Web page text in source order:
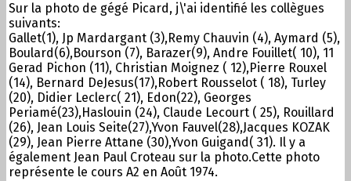
Sur la photo de gégé Picard, j\'ai identifié les collègues
suivants:
Gallet(1), Jp Mardargant (3),Remy Chauvin (4), Aymard (5),
Boulard(6),Bourson (7), Barazer(9), Andre Fouillet( 10), 11
Gerad Pichon (11), Christian Moignez ( 12),Pierre Rouxel
(14), Bernard DeJesus(17),Robert Rousselot ( 18), Turley
(20), Didier Leclerc( 21), Edon(22), Georges
Periamé(23),Haslouin (24), Claude Lecourt ( 25), Rouillard
(26), Jean Louis Seite(27),Yvon Fauvel(28),Jacques KOZAK
(29), Jean Pierre Attane (30),Yvon Guigand( 31). Il y a
également Jean Paul Croteau sur la photo.Cette photo
représente le cours A2 en Août 1974.